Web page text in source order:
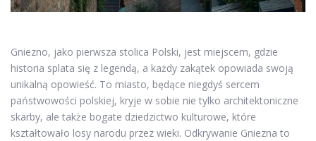
Gniezno, jako pierwsza stolica Polski, jest miejscem, gdzie
historia splata się z legendą, a każdy zakątek opowiada swoją
unikalną opowieść. To miasto, będące niegdyś sercem
państwowości polskiej, kryje w sobie nie tylko architektoniczne
skarby, ale także bogate dziedzictwo kulturowe, które
kształtowało losy narodu przez wieki. Odkrywanie Gniezna to